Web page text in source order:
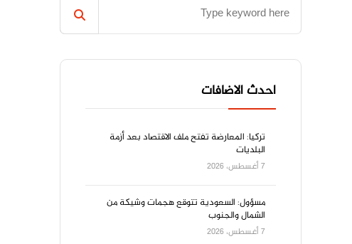
احدث الاضافات
تركيا: المعارضة تفتح ملف الاقتصاد بعد أزمة
البلديات
7 أغسطس، 2026
مسؤول: السعودية تتوقع هجمات وشيكة من
الشمال والجنوب
7 أغسطس، 2026